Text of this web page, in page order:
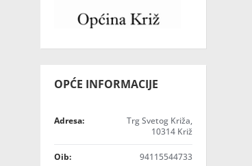
OPĆE INFORMACIJE
Adresa:
Trg Svetog Križa,
10314 Križ
Oib: 94115544733